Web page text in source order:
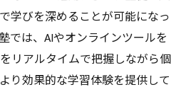
学びを深めることが可能になっ
では、AIやオンラインツールを
リアルタイムで把握しながら個
り効果的な学習体験を提供して